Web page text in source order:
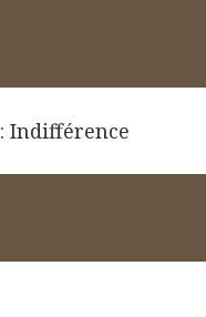
:Indifférence